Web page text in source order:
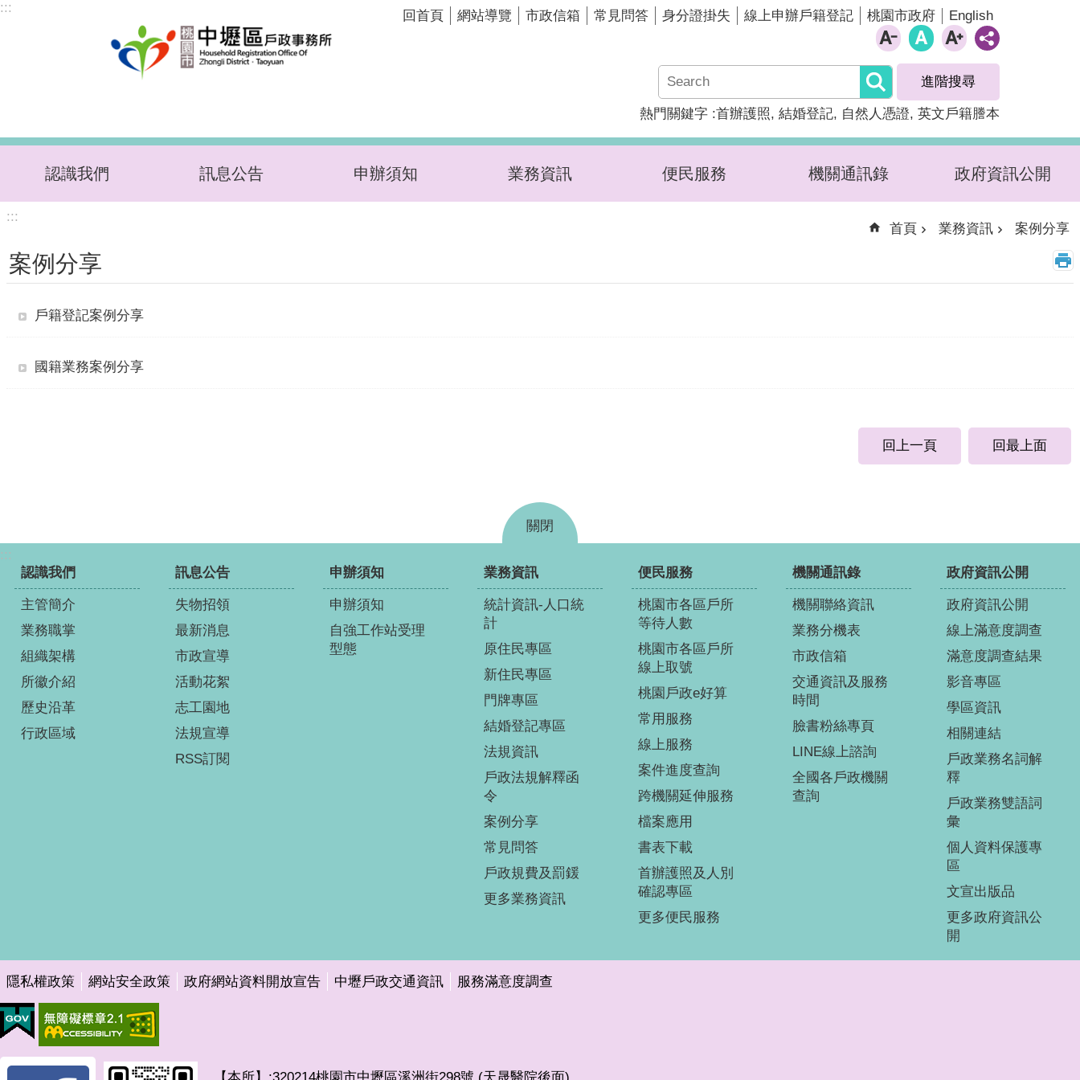
跳到主要內容區塊
:::
回首頁 網站導覽 市政信箱 常見問答 身分證掛失 線上申辦戶籍登記 桃園市政府 English
進階搜尋
熱門關鍵字 首辦護照 結婚登記 自然人憑證 英文戶籍謄本
認識我們 訊息公告 申辦須知 業務資訊 便民服務 機關通訊錄 政府資訊公開
:::
首頁 業務資訊 案例分享
案例分享
戶籍登記案例分享
國籍業務案例分享
回上一頁 回最上面
關閉
:::
認識我們
主管簡介
業務職掌
組織架構
所徽介紹
歷史沿革
行政區域
訊息公告
失物招領
最新消息
市政宣導
活動花絮
志工園地
法規宣導
RSS訂閱
申辦須知
申辦須知
自強工作站受理
型態
業務資訊
統計資訊-人口統
計
原住民專區
新住民專區
門牌專區
結婚登記專區
法規資訊
戶政法規解釋函
令
案例分享
常見問答
戶政規費及罰鍰
更多業務資訊
便民服務
桃園市各區戶所
等待人數
桃園市各區戶所
線上取號
桃園戶政e好算
常用服務
線上服務
案件進度查詢
跨機關延伸服務
檔案應用
書表下載
首辦護照及人別
確認專區
更多便民服務
機關通訊錄
機關聯絡資訊
業務分機表
市政信箱
交通資訊及服務
時間
臉書粉絲專頁
LINE線上諮詢
全國各戶政機關
查詢
政府資訊公開
政府資訊公開
線上滿意度調查
滿意度調查結果
影音專區
學區資訊
相關連結
戶政業務名詞解
釋
戶政業務雙語詞
彙
個人資料保護專
區
文宣出版品
更多政府資訊公
開
隱私權政策 網站安全政策 政府網站資料開放宣告 中壢戶政交通資訊 服務滿意度調查